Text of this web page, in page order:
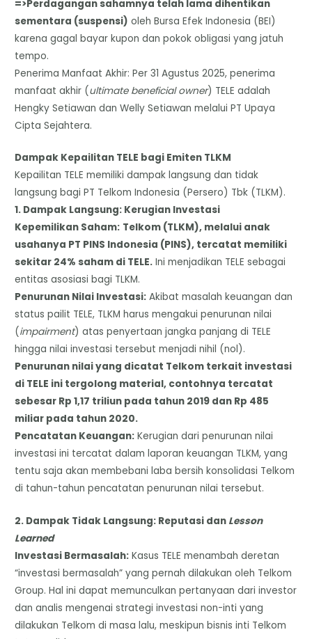
​=>Perdagangan sahamnya telah lama dihentikan
sementara (suspensi) oleh Bursa Efek Indonesia (BEI)
karena gagal bayar kupon dan pokok obligasi yang jatuh
tempo.
​Penerima Manfaat Akhir: Per 31 Agustus 2025, penerima
manfaat akhir (ultimate beneficial owner) TELE adalah
Hengky Setiawan dan Welly Setiawan melalui PT Upaya
Cipta Sejahtera.
Dampak Kepailitan TELE bagi Emiten TLKM
​Kepailitan TELE memiliki dampak langsung dan tidak
langsung bagi PT Telkom Indonesia (Persero) Tbk (TLKM).
​1. Dampak Langsung: Kerugian Investasi
​Kepemilikan Saham: Telkom (TLKM), melalui anak
usahanya PT PINS Indonesia (PINS), tercatat memiliki
sekitar 24% saham di TELE. Ini menjadikan TELE sebagai
entitas asosiasi bagi TLKM.
​Penurunan Nilai Investasi: Akibat masalah keuangan dan
status pailit TELE, TLKM harus mengakui penurunan nilai
(impairment) atas penyertaan jangka panjang di TELE
hingga nilai investasi tersebut menjadi nihil (nol).
Penurunan nilai yang dicatat Telkom terkait investasi
di TELE ini tergolong material, contohnya tercatat
sebesar Rp 1,17 triliun pada tahun 2019 dan Rp 485
miliar pada tahun 2020.
​Pencatatan Keuangan: Kerugian dari penurunan nilai
investasi ini tercatat dalam laporan keuangan TLKM, yang
tentu saja akan membebani laba bersih konsolidasi Telkom
di tahun-tahun pencatatan penurunan nilai tersebut.
​2. Dampak Tidak Langsung: Reputasi dan Lesson
Learned
​Investasi Bermasalah: Kasus TELE menambah deretan
“investasi bermasalah” yang pernah dilakukan oleh Telkom
Group. Hal ini dapat memunculkan pertanyaan dari investor
dan analis mengenai strategi investasi non-inti yang
dilakukan Telkom di masa lalu, meskipun bisnis inti Telkom